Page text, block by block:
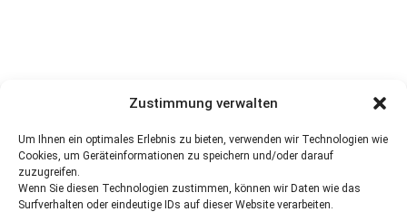
Zustimmung verwalten
Um Ihnen ein optimales Erlebnis zu bieten, verwenden wir Technologien wie
Cookies, um Geräteinformationen zu speichern und/oder darauf
zuzugreifen.
Wenn Sie diesen Technologien zustimmen, können wir Daten wie das
Surfverhalten oder eindeutige IDs auf dieser Website verarbeiten.